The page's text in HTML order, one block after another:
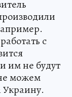
с
им не будут
можем
Украину.